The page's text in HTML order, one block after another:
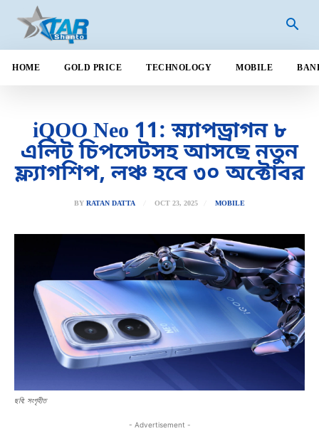
HOME GOLD PRICE TECHNOLOGY MOBILE
iQOO Neo 11: স্ন্যাপড্রাগন ৮
এলিট চিপসেটসহ আসছে নতুন
ফ্ল্যাগশিপ, লঞ্চ হবে ৩০ অক্টোবর
BY RATAN DATTA OCT 23, 2025 MOBILE
ছবি: সংগৃহীত
- Advertisement -